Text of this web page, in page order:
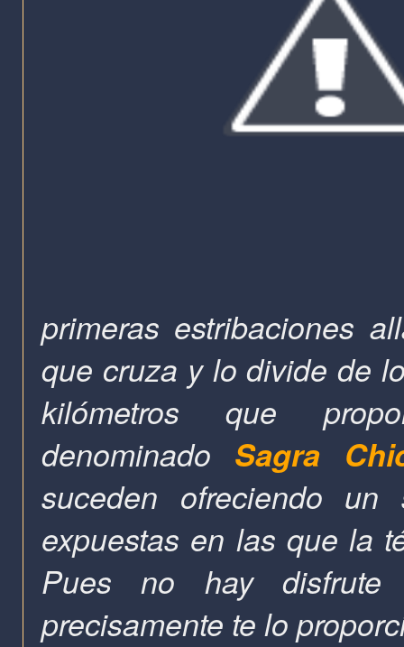
primeras estribaciones
que cruza y lo divide de
kilómetros que
denominado Sagra
suceden ofreciendo
expuestas en las que la
Pues no hay
precisamente te lo